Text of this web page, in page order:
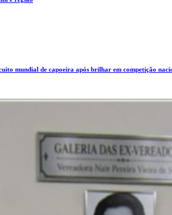
mundial de capoeira após brilhar em competição